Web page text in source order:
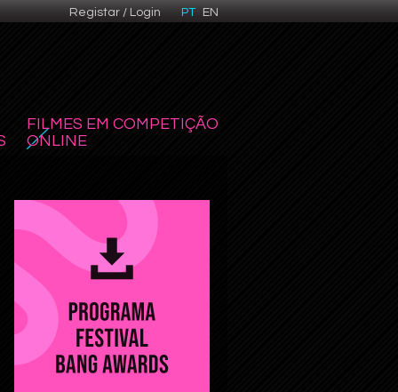
Registar / Login PT EN
FILMES EM COMPETIÇÃO
ONLINE